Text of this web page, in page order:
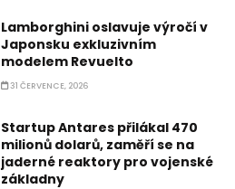
Lamborghini oslavuje výročí v
Japonsku exkluzivním
modelem Revuelto
31 ČERVENCE, 2026
Startup Antares přilákal 470
milionů dolarů, zaměří se na
jaderné reaktory pro vojenské
základny